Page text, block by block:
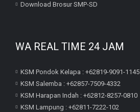
Download Brosur SMP-SD
WA REAL TIME 24 JAM
KSM Pondok Kelapa : +62819-9091-1145
KSM Salemba : +62857-7509-4332
KSM Harapan Indah : +62812-8257-0810
KSM Lampung : +62811-7222-102